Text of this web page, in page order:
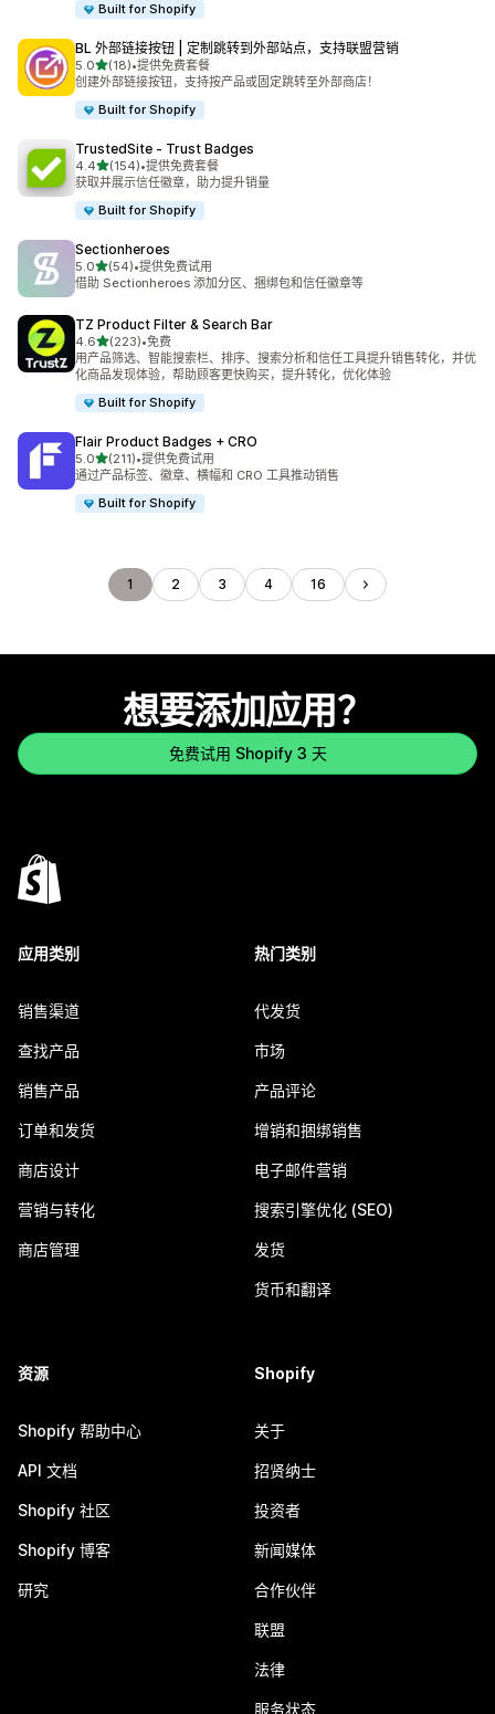
Built for Shopify
BL 外部链接按钮 | 定制跳转到外部站点，支持联盟营销
5.0星（满分 5 星）
(18)
总共 18 条评论
•提供免费套餐
创建外部链接按钮，支持按产品或固定跳转至外部商店！
Built for Shopify
TrustedSite ‑ Trust Badges
4.4星（满分 5 星）
(154)
总共 154 条评论
•提供免费套餐
获取并展示信任徽章，助力提升销量
Built for Shopify
Sectionheroes
5.0星（满分 5 星）
(54)
总共 54 条评论
•提供免费试用
借助 Sectionheroes 添加分区、捆绑包和信任徽章等
TZ Product Filter & Search Bar
4.6星（满分 5 星）
(223)
总共 223 条评论
•免费
用产品筛选、智能搜索栏、排序、搜索分析和信任工具提升销售转化，并优
化商品发现体验，帮助顾客更快购买，提升转化，优化体验
Built for Shopify
Flair Product Badges + CRO
5.0星（满分 5 星）
(211)
总共 211 条评论
•提供免费试用
通过产品标签、徽章、横幅和 CRO 工具推动销售
Built for Shopify
1 2 3 4 16
想要添加应用？
免费试用 Shopify 3 天
应用类别
销售渠道
查找产品
销售产品
订单和发货
商店设计
营销与转化
商店管理
热门类别
代发货
市场
产品评论
增销和捆绑销售
电子邮件营销
搜索引擎优化 (SEO)
发货
货币和翻译
资源
Shopify 帮助中心
API 文档
Shopify 社区
Shopify 博客
研究
Shopify
关于
招贤纳士
投资者
新闻媒体
合作伙伴
联盟
法律
服务状态